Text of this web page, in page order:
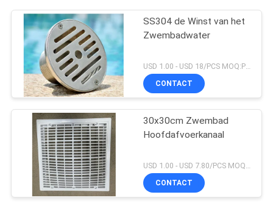
SS304 de Winst van het
Zwembadwater
CONTACT
30x30cm Zwembad
Hoofdafvoerkanaal
CONTACT